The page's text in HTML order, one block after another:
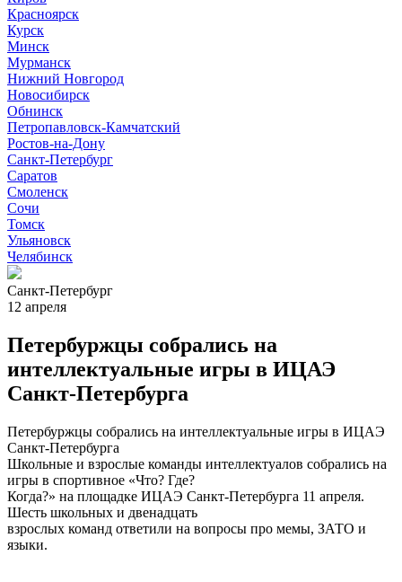
Красноярск
Курск
Минск
Мурманск
Нижний Новгород
Новосибирск
Обнинск
Петропавловск-Камчатский
Ростов-на-Дону
Санкт-Петербург
Саратов
Смоленск
Сочи
Томск
Ульяновск
Челябинск
Санкт-Петербург
12 апреля
Петербуржцы собрались на
интеллектуальные игры в ИЦАЭ
Санкт-Петербурга
Петербуржцы собрались на интеллектуальные игры в ИЦАЭ
Санкт-Петербурга
Школьные и взрослые команды интеллектуалов собрались на
игры в спортивное «Что? Где?
Когда?» на площадке ИЦАЭ Санкт-Петербурга 11 апреля.
Шесть школьных и двенадцать
взрослых команд ответили на вопросы про мемы, ЗАТО и
языки.